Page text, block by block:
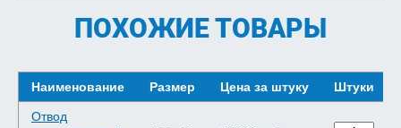
ПОХОЖИЕ ТОВАРЫ
Наименование Размер Цена за штуку Штуки
Отвод